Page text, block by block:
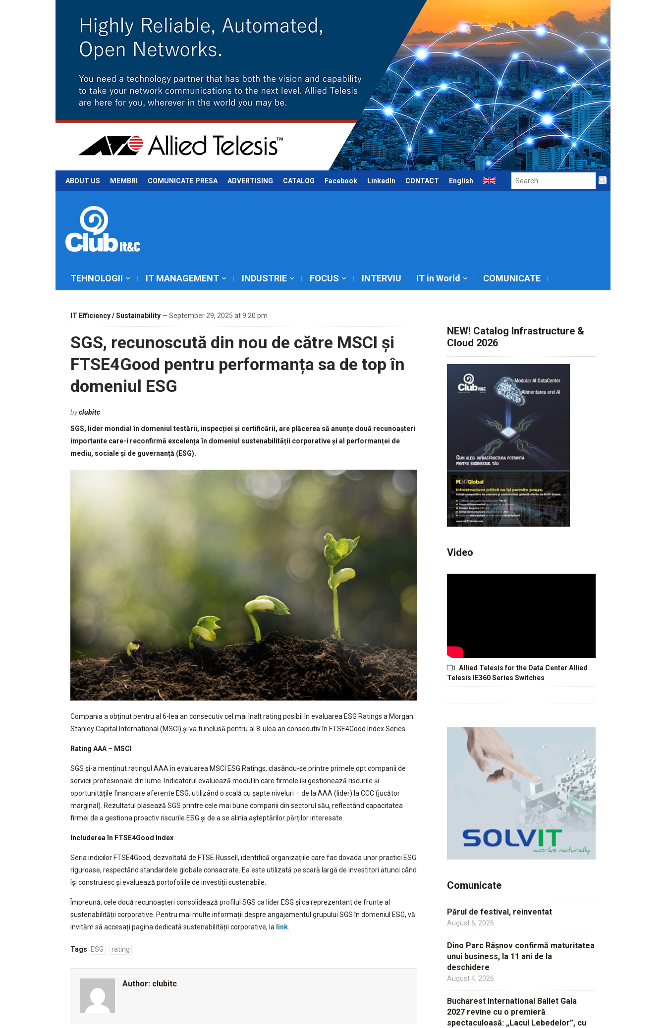
ABOUT US MEMBRI COMUNICATE PRESA ADVERTISING CATALOG Facebook LinkedIn CONTACT English
Search
for:
TEHNOLOGII IT MANAGEMENT INDUSTRIE FOCUS INTERVIU IT in World COMUNICATE
IT Efficiency / Sustainability — September 29, 2025 at 9:20 pm
SGS, recunoscută din nou de către MSCI și
FTSE4Good pentru performanța sa de top în
domeniul ESG
byclubitc
SGS, lider mondial în domeniul testării, inspecției și certificării, are plăcerea să anunțe două recunoașteri
importante care-i reconfirmă excelența în domeniul sustenabilității corporative și al performanței de
mediu, sociale și de guvernanță (ESG).
Compania a obținut pentru al 6-lea an consecutiv cel mai înalt rating posibil în evaluarea ESG Ratings a Morgan
Stanley Capital International (MSCI) și va fi inclusă pentru al 8-ulea an consecutiv în FTSE4Good Index Series.
Rating AAA – MSCI
SGS și-a menținut ratingul AAA în evaluarea MSCI ESG Ratings, clasându-se printre primele opt companii de
servicii profesionale din lume. Indicatorul evaluează modul în care firmele își gestionează riscurile și
oportunitățile financiare aferente ESG, utilizând o scală cu șapte niveluri – de la AAA (lider) la CCC (jucător
marginal). Rezultatul plasează SGS printre cele mai bune companii din sectorul său, reflectând capacitatea
firmei de a gestiona proactiv riscurile ESG și de a se alinia așteptărilor părților interesate.
Includerea în FTSE4Good Index
Seria indicilor FTSE4Good, dezvoltată de FTSE Russell, identifică organizațiile care fac dovada unor practici ESG
riguroase, respectând standardele globale consacrate. Ea este utilizată pe scară largă de investitori atunci când
își construiesc și evaluează portofoliile de investiții sustenabile.
Împreună, cele două recunoașteri consolidează profilul SGS ca lider ESG și ca reprezentant de frunte al
sustenabilității corporative. Pentru mai multe informații despre angajamentul grupului SGS în domeniul ESG, vă
invităm să accesați pagina dedicată sustenabilității corporative, la link.
Tags ESG rating
Author: clubitc
NEW! Catalog Infrastructure &
Cloud 2026
Video
Allied Telesis for the Data Center Allied
Telesis IE360 Series Switches
Comunicate
Părul de festival, reinventat
August 6, 2026
Dino Parc Râșnov confirmă maturitatea
unui business, la 11 ani de la
deschidere
August 4, 2026
Bucharest International Ballet Gala
2027 revine cu o premieră
spectaculoasă: „Lacul Lebedelor”, cu